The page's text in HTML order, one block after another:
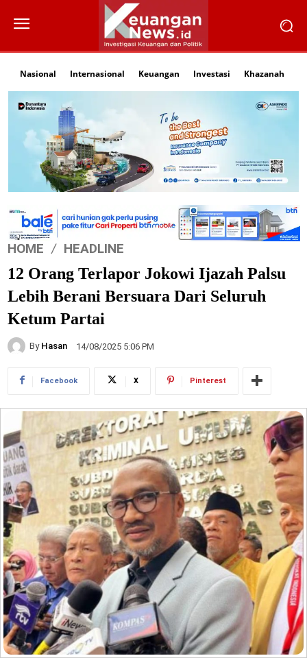
Nasional Internasional Keuangan Investasi Khazanah
HOME HEADLINE
12 Orang Terlapor Jokowi Ijazah Palsu
Lebih Berani Bersuara Dari Seluruh
Ketum Partai
By Hasan 14/08/2025 5:06 PM
Facebook X Pinterest